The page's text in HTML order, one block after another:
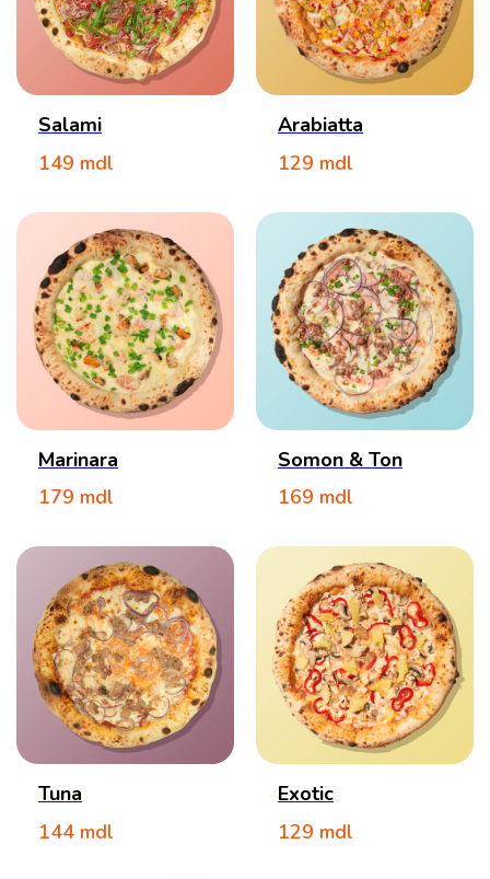
Salami
149 mdl
Arabiatta
129 mdl
Marinara
179 mdl
Somon & Ton
169 mdl
Tuna
144 mdl
Exotic
129 mdl